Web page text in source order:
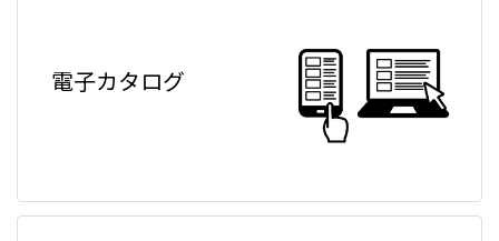
電子カタログ